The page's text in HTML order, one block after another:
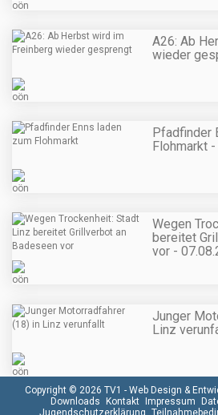
A26: Ab
wieder
Pfadfinder
Flohmarkt
Wegen
bereitet
vor -
Junger
Linz
Copyright © 2026 TV1 - Web Design &
Downloads Kontakt Impressum
Jugendschutzerklärung